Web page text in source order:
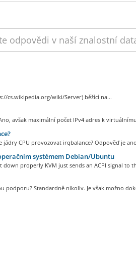
cs.wikipedia.org/wiki/Server) běžící na...
avšak maximální počet IPv4 adres k
CPU provozovat irqbalance? Odpověď je
systémem Debian/Ubuntu
properly KVM just sends an ACPI signal to
podporu? Standardně nikoliv. Je však možno